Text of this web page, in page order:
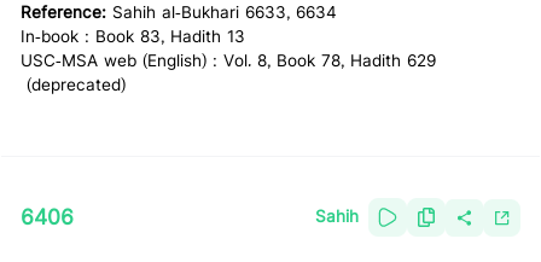
Reference: Sahih al-Bukhari 6633, 6634
In-book : Book 83, Hadith 13
USC-MSA web (English) : Vol. 8, Book 78, Hadith 629
(deprecated)
6406 Sahih